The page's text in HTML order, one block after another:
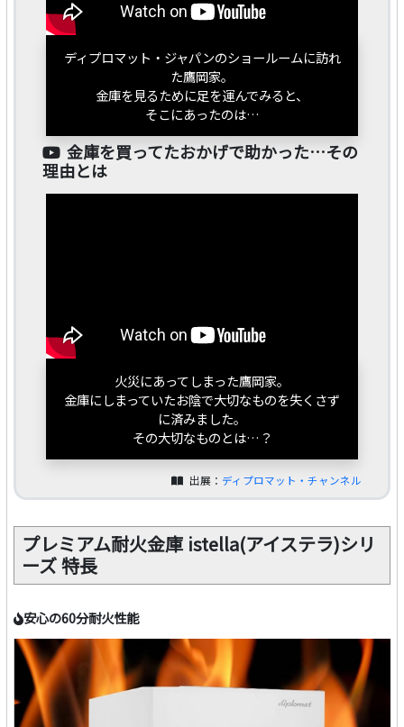
ディプロマット・ジャパンのショールームに訪れ
た鷹岡家。
金庫を見るために足を運んでみると、
そこにあったのは…
金庫を買ってたおかげで助かった…その
理由とは
火災にあってしまった鷹岡家。
金庫にしまっていたお陰で大切なものを失くさず
に済みました。
その大切なものとは…？
出展： ディプロマット・チャンネル
プレミアム耐火金庫 istella(アイステラ)シリ
ーズ 特長
安心の60分耐火性能